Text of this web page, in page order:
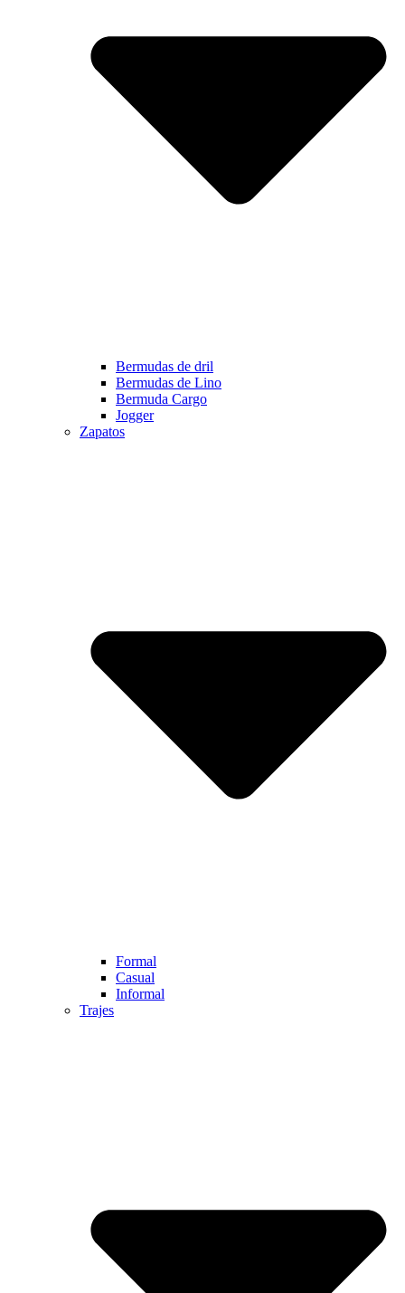
Bermudas de dril
Bermudas de Lino
Bermuda Cargo
Jogger
Zapatos
Formal
Casual
Informal
Trajes